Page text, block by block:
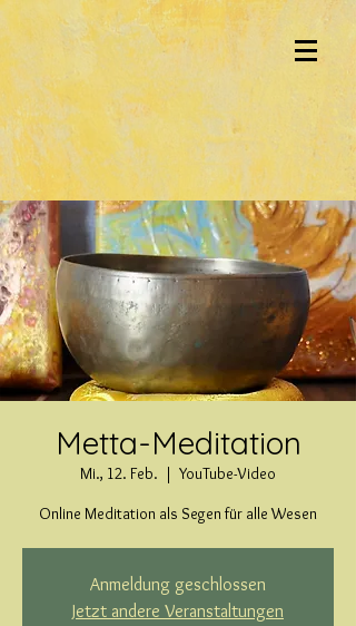
Metta-Meditation
Mi., 12. Feb.
  |
YouTube-Video
Online Meditation als Segen für alle Wesen
Anmeldung geschlossen
Jetzt andere Veranstaltungen